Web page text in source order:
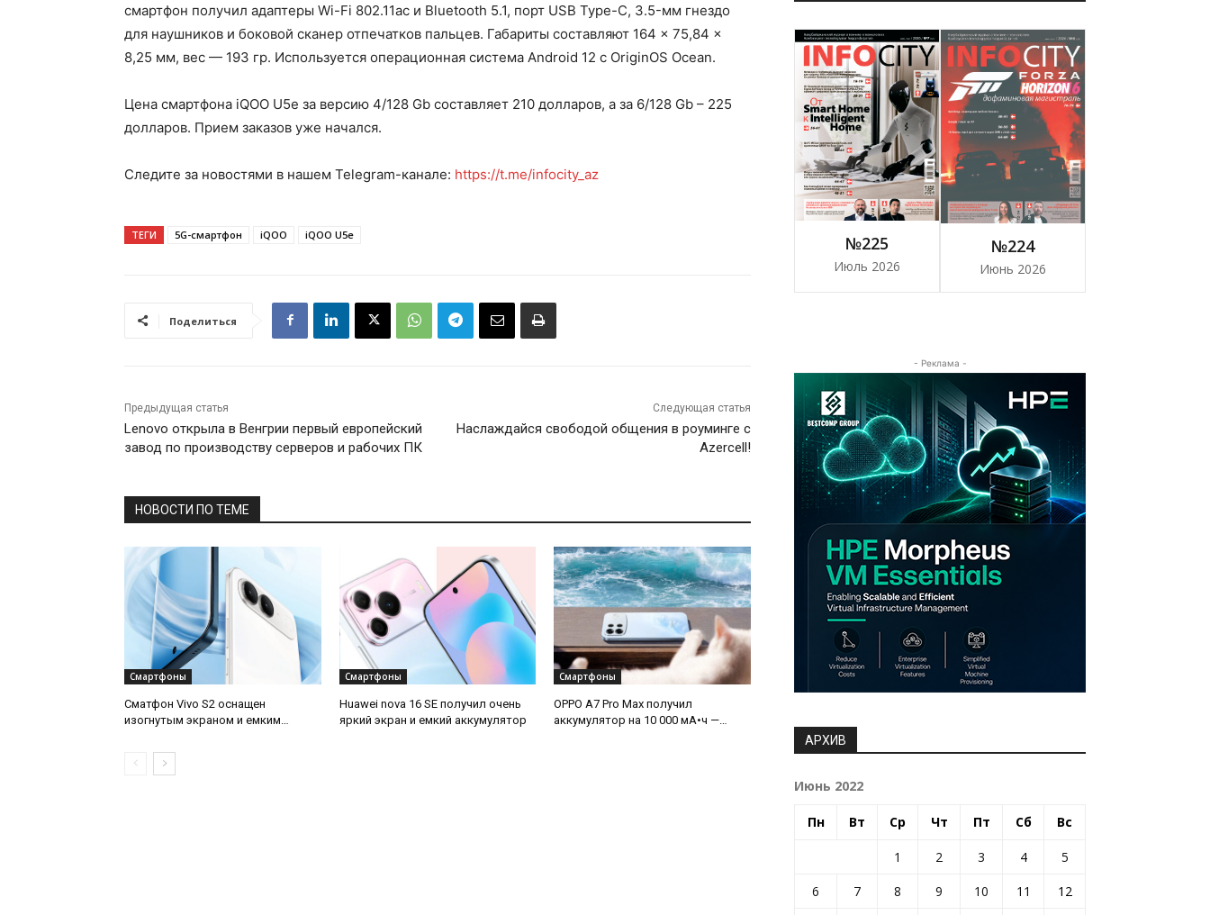
смартфон получил адаптеры Wi-Fi 802.11ac и Bluetooth 5.1, порт USB Type-C, 3.5-мм гнездо
для наушников и боковой сканер отпечатков пальцев. Габариты составляют 164 × 75,84 ×
8,25 мм, вес — 193 гр. Используется операционная система Android 12 с OriginOS Ocean.
Цена смартфона iQOO U5e за версию 4/128 Gb составляет 210 долларов, а за 6/128 Gb – 225
долларов. Прием заказов уже начался.
Следите за новостями в нашем Telegram-канале: https://t.me/infocity_az
ТЕГИ 5G-смартфон iQOO iQOO U5e
Поделиться
Предыдущая статья
Lenovo открыла в Венгрии первый европейский
завод по производству серверов и рабочих ПК
Следующая статья
Наслаждайся свободой общения в роуминге с
Azercell!
НОВОСТИ ПО ТЕМЕ
Смартфоны
Сматфон Vivo S2 оснащен
изогнутым экраном и емким
Смартфоны
Huawei nova 16 SE получил очень
яркий экран и емкий аккумулятор
Смартфоны
OPPO A7 Pro Max получил
аккумулятор на 10 000 мА•ч —
№225
Июль 2026
№224
Июнь 2026
- Реклама -
АРХИВ
Июнь 2022
Пн Вт Ср Чт Пт Сб Вс
1 2 3 4
5
6
7 8 9 10 11 12